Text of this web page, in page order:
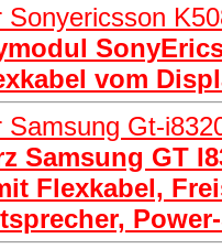
Sonyericsson
vom
Samsung Gt-
Samsung GT
Flexkabel,